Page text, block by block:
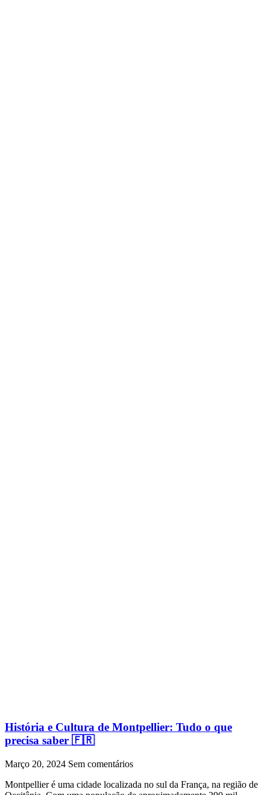
História e Cultura de Montpellier: Tudo o que
precisa saber 🇫🇷
Março 20, 2024 Sem comentários
Montpellier é uma cidade localizada no sul da França, na região de